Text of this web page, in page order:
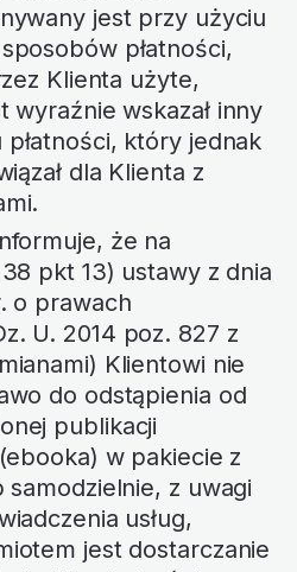
jest przy użyciu
płatności,
Klienta użyte,
wyraźnie wskazał inny
który jednak
dla Klienta z
że na
pkt 13) ustawy z dnia
o prawach
U. 2014 poz. 827 z
Klientowi nie
do odstąpienia od
publikacji
w pakiecie z
samodzielnie, z uwagi
usług,
jest dostarczanie